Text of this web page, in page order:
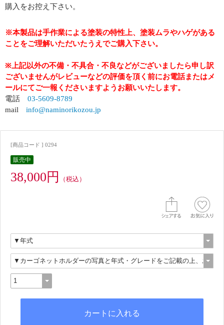
購入をお控え下さい。
※本製品は手作業による塗装の特性上、塗装ムラやハゲがある
ことをご理解いただいたうえでご購入下さい。
※上記以外の不備・不具合・不良などがございましたら申し訳
ございませんがレビューなどの評価を頂く前にお電話またはメ
ールにてご一報くださいますようお願いいたします。
電話 03-5609-8789
mail info@naminorikozou.jp
[商品コード ] 0294
販売中
38,000円 （税込）